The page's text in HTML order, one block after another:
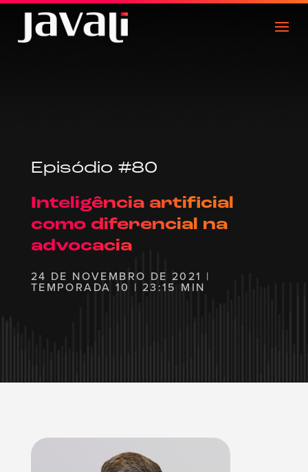
Episódio #80
Inteligência artificial
como diferencial na
advocacia
24 DE NOVEMBRO DE 2021 |
TEMPORADA 10 | 23:15 MIN